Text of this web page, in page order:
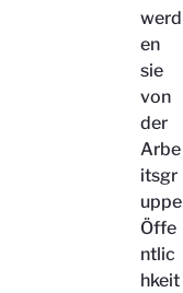
werd
en
sie
von
der
Arbe
itsgr
uppe
Öffe
ntlic
hkeit